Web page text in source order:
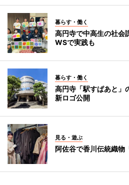
暮らす・働く
高円寺で中高生の社
WSで実践も
暮らす・働く
高円寺「駅すぱあと
新ロゴ公開
見る・遊ぶ
阿佐谷で香川伝統織